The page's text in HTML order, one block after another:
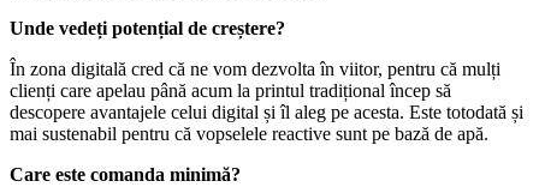
Unde vedeți potențial de creștere?
În zona digitală cred că ne vom dezvolta în viitor, pentru că mulți
clienți care apelau până acum la printul tradițional încep să
descopere avantajele celui digital și îl aleg pe acesta. Este totodată și
mai sustenabil pentru că vopselele reactive sunt pe bază de apă.
Care este comanda minimă?